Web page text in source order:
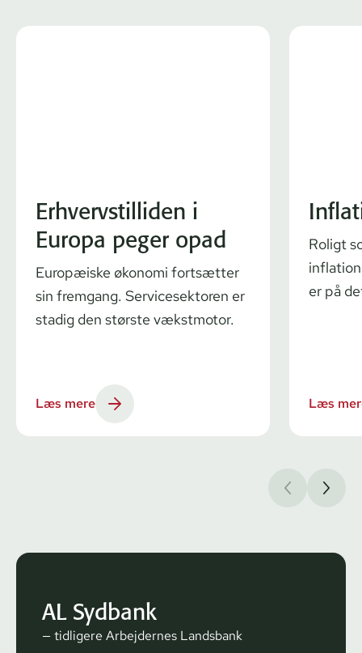
Erhvervstilliden i
Europa peger opad
Europæiske økonomi fortsætter
sin fremgang. Servicesektoren er
stadig den største vækstmotor.
Læs mere
Roligt
er på
Læs
AL Sydbank
— tidligere Arbejdernes Landsbank